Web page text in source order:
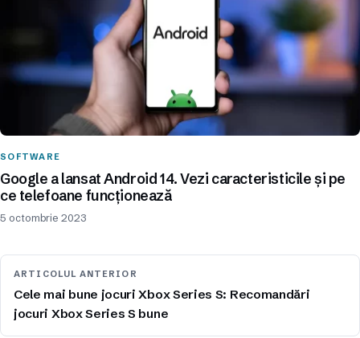
SOFTWARE
Google a lansat Android 14. Vezi caracteristicile și pe
ce telefoane funcționează
5 octombrie 2023
ARTICOLUL ANTERIOR
Cele mai bune jocuri Xbox Series S: Recomandări
jocuri Xbox Series S bune